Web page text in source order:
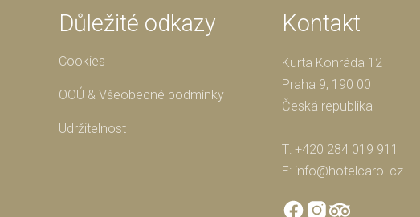
Důležité odkazy
Cookies
OOÚ & Všeobecné podmínky
Udržitelnost
Kontakt
Kurta Konráda 12
Praha 9, 190 00
Česká republika
T: +420 284 019 911
E: info@hotelcarol.cz